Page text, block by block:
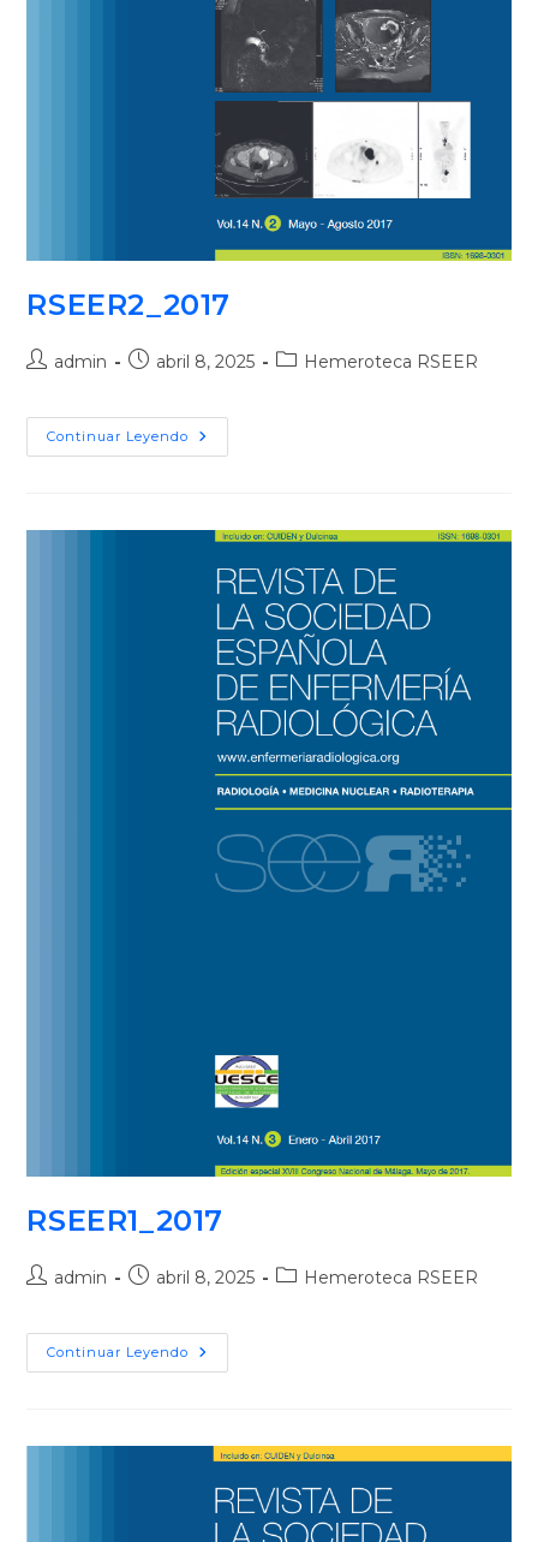
RSEER2_2017
admin abril 8, 2025 Hemeroteca RSEER
Continuar Leyendo
RSEER1_2017
admin abril 8, 2025 Hemeroteca RSEER
Continuar Leyendo